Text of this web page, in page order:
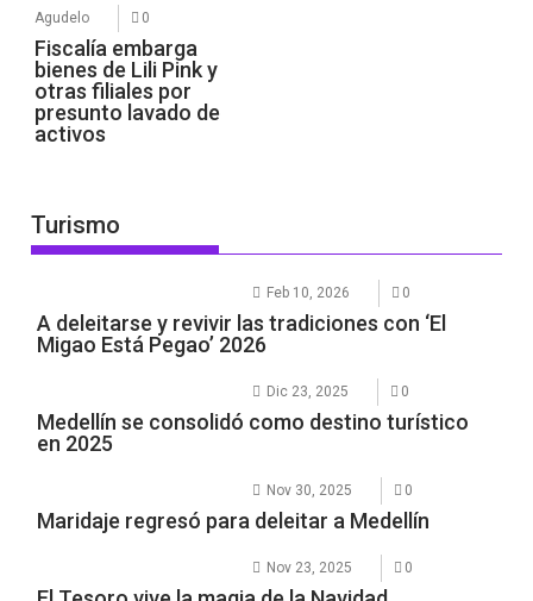
Agudelo
0
Fiscalía embarga
bienes de Lili Pink y
otras filiales por
presunto lavado de
activos
Turismo
Feb 10, 2026 0
A deleitarse y revivir las tradiciones con ‘El
Migao Está Pegao’ 2026
Dic 23, 2025 0
Medellín se consolidó como destino turístico
en 2025
Nov 30, 2025 0
Maridaje regresó para deleitar a Medellín
Nov 23, 2025 0